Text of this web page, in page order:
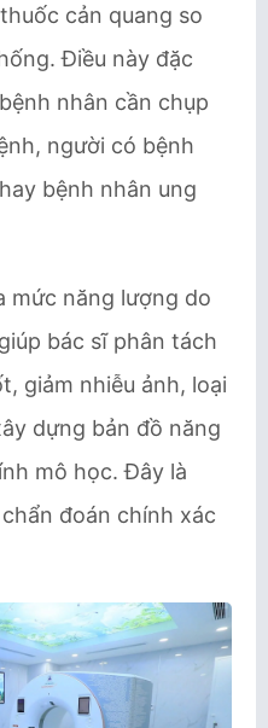
cản quang so
Điều này đặc
nhân cần chụp
người có bệnh
bệnh nhân ung
mức năng lượng do
bác sĩ phân tách
giảm nhiễu ảnh, loại
dựng bản đồ năng
mô học. Đây là
đoán chính xác